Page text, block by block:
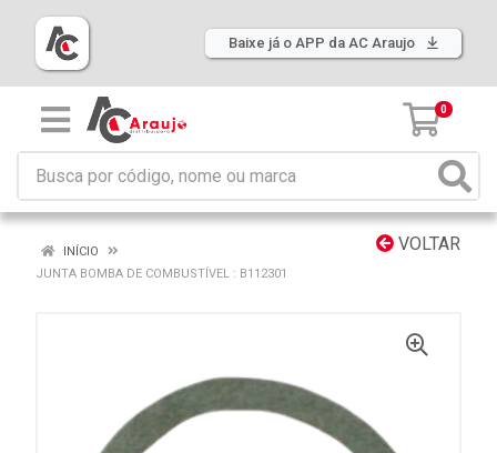
Baixe já o APP da AC Araujo
0
VOLTAR
INÍCIO
JUNTA BOMBA DE COMBUSTÍVEL : B112301